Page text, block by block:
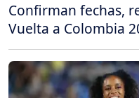
Confirman fechas,
Vuelta a Colombia